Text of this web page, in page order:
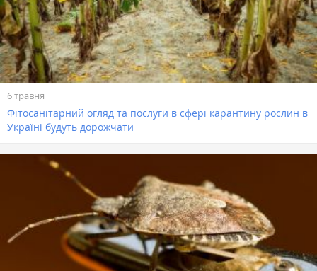
6 травня
Фітосанітарний огляд та послуги в сфері карантину рослин в
Україні будуть дорожчати